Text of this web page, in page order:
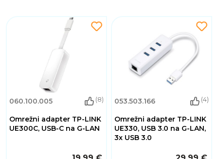
060.100.005 (8)
Omrežni adapter TP-LINK
UE300C, USB-C na G-LAN
053.503.166 (4)
Omrežni adapter TP-LINK
UE330, USB 3.0 na G-LAN,
3x USB 3.0